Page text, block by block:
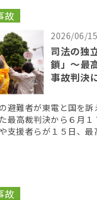
故
2026/06/
司法の独
鎖」〜最
事故判決
避難者が東電と国を訴
最高裁判決から６月
支援者らが１５日、
、司法の独立を訴えた
故